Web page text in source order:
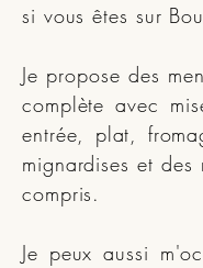
si vous êtes sur
Je propose des
complète avec
entrée, plat,
mignardises et des
compris.
Je peux aussi